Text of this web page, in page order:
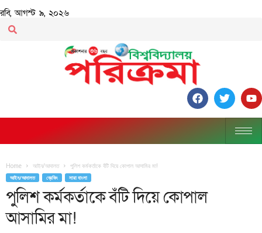
রবি, আগস্ট ৯, ২০২৬
Home আইন/আদালত পুলিশ কর্মকর্তাকে বঁটি দিয়ে কোপাল আসামির মা!
আইন/আদালত ব্রেকিং সারা বাংলা
পুলিশ কর্মকর্তাকে বঁটি দিয়ে কোপাল
আসামির মা!